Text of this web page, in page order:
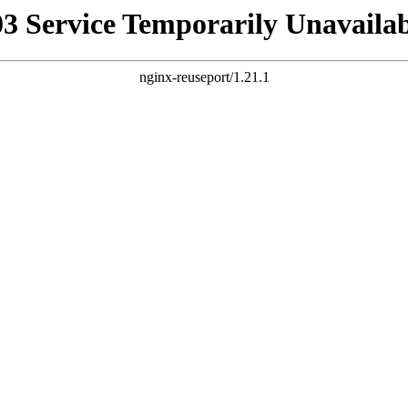
Service Temporarily
nginx-reuseport/1.21.1